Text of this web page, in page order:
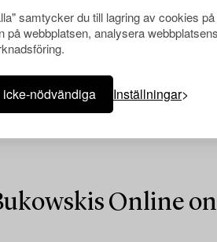
samtycker du till lagring av cookies
på webbplatsen, analysera webbplatsens
nödvändiga Inställningar
Online